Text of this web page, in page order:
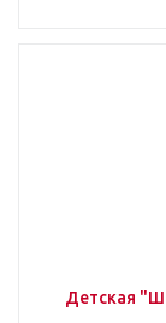
Детская